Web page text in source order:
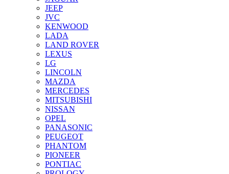
JEEP
JVC
KENWOOD
LADA
LAND ROVER
LEXUS
LG
LINCOLN
MAZDA
MERCEDES
MITSUBISHI
NISSAN
OPEL
PANASONIC
PEUGEOT
PHANTOM
PIONEER
PONTIAC